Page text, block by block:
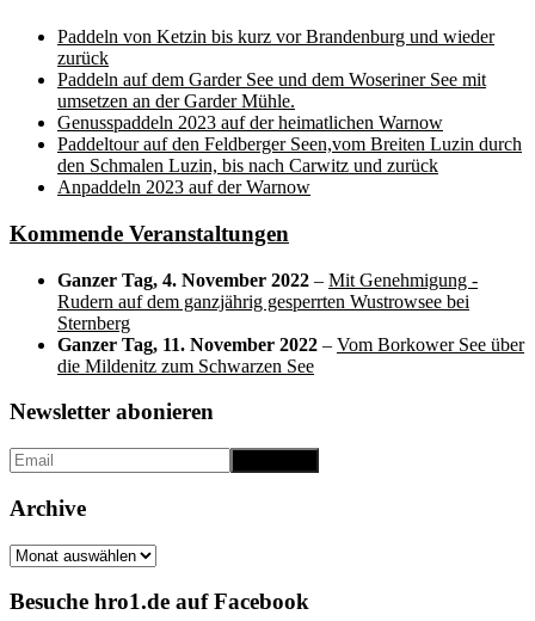
Paddeln von Ketzin bis kurz vor Brandenburg und wieder
zurück
Paddeln auf dem Garder See und dem Woseriner See mit
umsetzen an der Garder Mühle.
Genusspaddeln 2023 auf der heimatlichen Warnow
Paddeltour auf den Feldberger Seen,vom Breiten Luzin durch
den Schmalen Luzin, bis nach Carwitz und zurück
Anpaddeln 2023 auf der Warnow
Kommende Veranstaltungen
Ganzer Tag, 4. November 2022 – Mit Genehmigung -
Rudern auf dem ganzjährig gesperrten Wustrowsee bei
Sternberg
Ganzer Tag, 11. November 2022 – Vom Borkower See über
die Mildenitz zum Schwarzen See
Newsletter abonieren
Archive
Archive
Besuche hro1.de auf Facebook